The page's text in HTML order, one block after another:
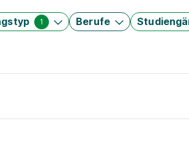
1 Berufe